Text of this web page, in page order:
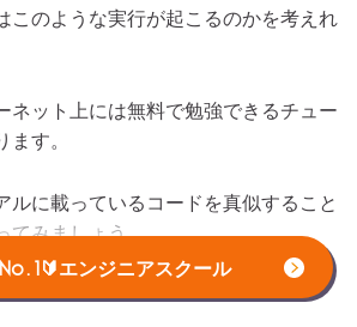
エンジニアスクール
このような実行が起こるのかを考えれ
ネット上には無料で勉強できるチュー
ます。
ルに載っているコードを真似すること
てみましょう。